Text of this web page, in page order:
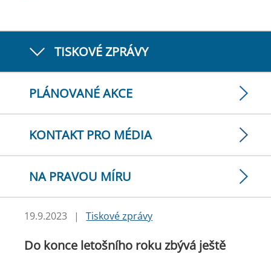
TISKOVÉ ZPRÁVY
PLÁNOVANÉ AKCE
KONTAKT PRO MÉDIA
NA PRAVOU MÍRU
19.9.2023 | Tiskové zprávy
Do konce letošního roku zbývá ještě